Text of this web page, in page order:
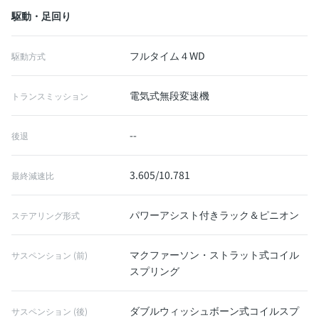
駆動・足回り
駆動方式 フルタイム４WD
トランスミッション 電気式無段変速機
後退 --
最終減速比 3.605/10.781
ステアリング形式 パワーアシスト付きラック＆ピニオン
サスペンション (前)
マクファーソン・ストラット式コイル
スプリング
サスペンション (後)
ダブルウィッシュボーン式コイルスプ